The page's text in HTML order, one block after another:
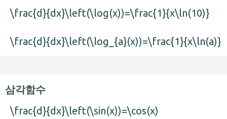
\frac{d}{dx}\left(\log(x))=\frac{1}{x\ln(10)}
\frac{d}{dx}\left(\log_{a}(x))=\frac{1}{x\ln(a)}
삼각함수
\frac{d}{dx}\left(\sin(x))=\cos(x)